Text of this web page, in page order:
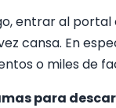
entrar al portal
cansa. En
o miles de
para